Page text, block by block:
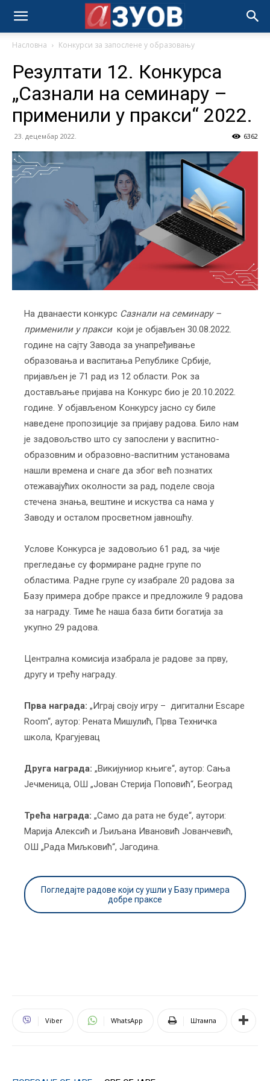
Насловна Конкурси за запослене у образовању
Резултати 12. Конкурса
„Сазнали на семинару –
применили у пракси“ 2022.
23. децембар 2022. 6362
На дванаести конкурс Сазнали на семинару –
применили у праксикоји је објављен 30.08.2022.
године на сајту Завода за унапређивање
образовања и васпитања Републике Србије,
пријављен је 71 рад из 12 области. Рок за
достављање пријава на Конкурс био је 20.10.2022.
године. У објављеном Конкурсу јасно су биле
наведене пропозиције за пријаву радова. Било нам
је задовољство што су запослени у васпитно-
образовним и образовно-васпитним установама
нашли времена и снаге да због већ познатих
отежавајућих околности за рад, поделе своја
стечена знања, вештине и искуства са нама у
Заводу и осталом просветном јавношћу.
Услове Конкурса је задовољио 61 рад, за чије
прегледање су формиране радне групе по
областима. Радне групе су изабрале 20 радова за
Базу примера добре праксе и предложиле 9 радoва
за награду. Тиме ће наша база бити богатија за
укупно 29 радова.
Централна комисија изабрала је радове за прву,
другу и трећу награду.
Прва награда: „Играј своју игру – дигитални Escape
Room“, аутор: Рената Мишулић, Прва Техничка
школа, Крагујевац
Друга награда: „Викијуниор књиге“, аутор: Сања
Јечменица, ОШ „Јован Стерија Поповић“, Београд
Трећа награда: „Само да рата не буде“, аутори:
Марија Алексић и Љиљана Ивановић Јованчевић,
ОШ „Рада Миљковић“, Јагодина.
Погледајте радове који су ушли у Базу примера
добре праксе
Viber WhatsApp Штампа